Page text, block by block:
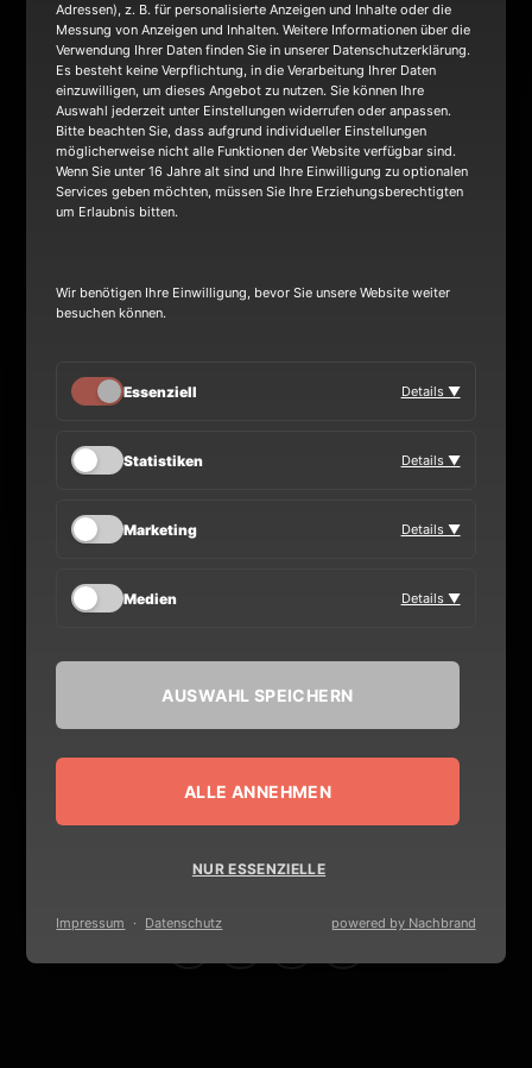
NEWS
TOUR
BAND
Überherrn Saarland 66802 GERMANY
mail@metakilla.de
VERANSTALTER
KONTAKT
Adressen), z. B. für personalisierte Anzeigen und Inhalte oder die
Messung von Anzeigen und Inhalten. Weitere Informationen über die
Verwendung Ihrer Daten finden Sie in unserer Datenschutzerklärung.
Es besteht keine Verpflichtung, in die Verarbeitung Ihrer Daten
einzuwilligen, um dieses Angebot zu nutzen. Sie können Ihre
Auswahl jederzeit unter Einstellungen widerrufen oder anpassen.
Bitte beachten Sie, dass aufgrund individueller Einstellungen
möglicherweise nicht alle Funktionen der Website verfügbar sind.
Wenn Sie unter 16 Jahre alt sind und Ihre Einwilligung zu optionalen
Services geben möchten, müssen Sie Ihre Erziehungsberechtigten
um Erlaubnis bitten.
Wir benötigen Ihre Einwilligung, bevor Sie unsere Website weiter
besuchen können.
Essenziell Details ▼
Statistiken Details ▼
Marketing Details ▼
Medien Details ▼
AUSWAHL SPEICHERN
ALLE ANNEHMEN
NUR ESSENZIELLE
Impressum · Datenschutz powered by Nachbrand